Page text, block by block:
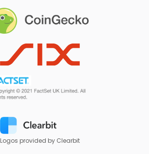
Logos provided by Clearbit